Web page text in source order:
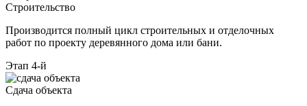
Строительство
Производится полный цикл строительных и отделочных
работ по проекту деревянного дома или бани.
Этап 4-й
Сдача объекта